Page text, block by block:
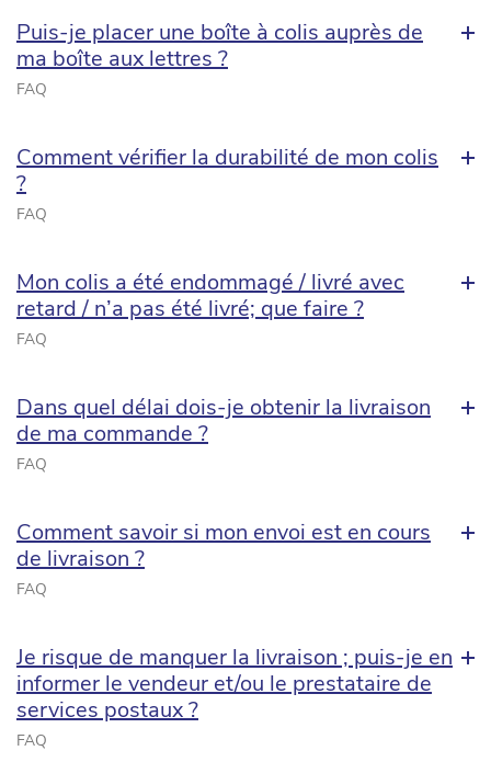
Puis-je placer une boîte à colis auprès de
ma boîte aux lettres ?
FAQ
Comment vérifier la durabilité de mon colis
?
FAQ
Mon colis a été endommagé / livré avec
retard / n’a pas été livré; que faire ?
FAQ
Dans quel délai dois-je obtenir la livraison
de ma commande ?
FAQ
Comment savoir si mon envoi est en cours
de livraison ?
FAQ
Je risque de manquer la livraison ; puis-je en
informer le vendeur et/ou le prestataire de
services postaux ?
FAQ